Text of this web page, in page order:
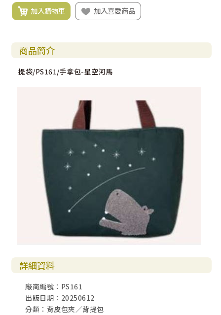
加入購物車 加入喜愛商品
商品簡介
提袋/PS161/手拿包-星空河馬
詳細資料
廠商編號：PS161
出版日期：20250612
分類：背皮包夾／背提包